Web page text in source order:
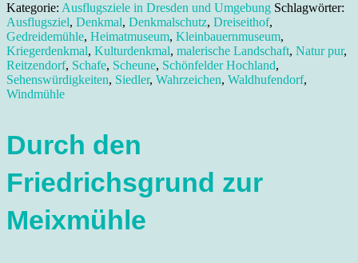
Kategorie: Ausflugsziele in Dresden und Umgebung Schlagwörter:
Ausflugsziel, Denkmal, Denkmalschutz, Dreiseithof,
Gedreidemühle, Heimatmuseum, Kleinbauernmuseum,
Kriegerdenkmal, Kulturdenkmal, malerische Landschaft, Natur pur,
Reitzendorf, Schafe, Scheune, Schönfelder Hochland,
Sehenswürdigkeiten, Siedler, Wahrzeichen, Waldhufendorf,
Windmühle
Durch den
Friedrichsgrund zur
Meixmühle